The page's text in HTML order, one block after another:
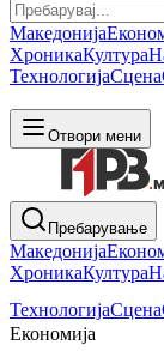
Македонија
ХроникаКултура
ТехнологијаСцена
Отвори мени
Пребарување
Македонија
ХроникаКултура
ТехнологијаСцена
Економија